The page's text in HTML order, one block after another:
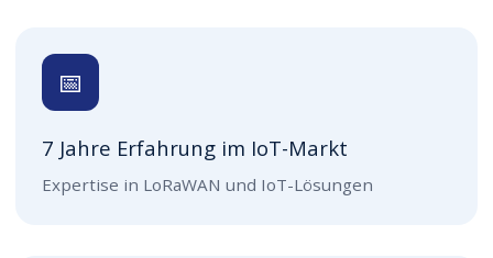
📅
7 Jahre Erfahrung im IoT-Markt
Expertise in LoRaWAN und IoT-Lösungen